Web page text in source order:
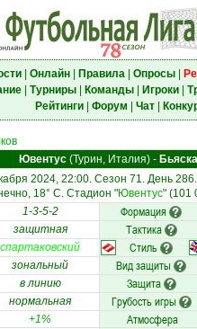
| Онлайн| Правила| Опросы|
| Турниры| Команды| Игроки|
Рейтинги| Форум Чат|
Ювентус (Турин, Италия) - Бьяска
2024, 22:00. Сезон 71. День
18° C. Стадион "Ювентус" (101
1-3-5-2 Формация
защитная Тактика
спартаковский Стиль
зональный Вид защиты
в линию Защита
нормальная Грубость игры
+1% Атмосфера